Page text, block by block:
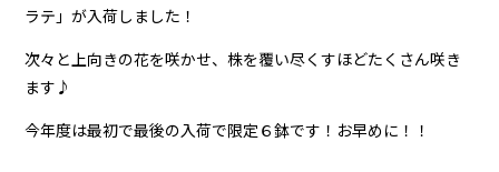
ラテ」が入荷しました！
次々と上向きの花を咲かせ、株を覆い尽くすほどたくさん咲き
ます♪
今年度は最初で最後の入荷で限定６鉢です！お早めに！！